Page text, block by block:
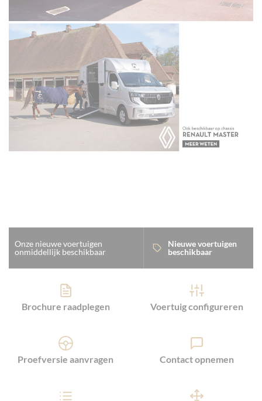
Onze nieuwe voertuigen
onmiddellijk beschikbaar
Nieuwe voertuigen
beschikbaar
Brochure raadplegen Voertuig configureren
Proefversie aanvragen Contact opnemen